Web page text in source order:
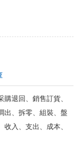
退回、銷售訂貨、
出、拆零、組裝、盤
入、支出、成本、